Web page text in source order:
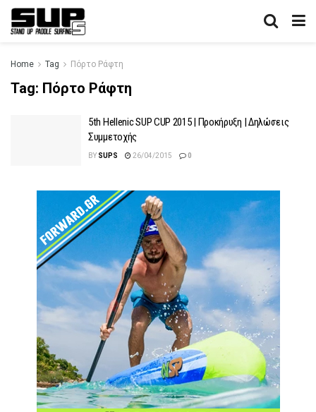
Home Tag Πόρτο Ράφτη
Tag: Πόρτο Ράφτη
5th Hellenic SUP CUP 2015 | Προκήρυξη | Δηλώσεις
Συμμετοχής
BY SUPS 26/04/2015 0